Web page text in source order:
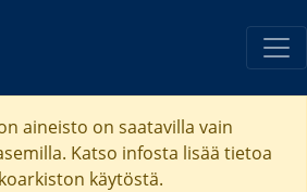
aineisto on saatavilla vain
Katso infosta lisää tietoa
käytöstä.